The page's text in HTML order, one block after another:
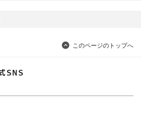
このページのトップへ